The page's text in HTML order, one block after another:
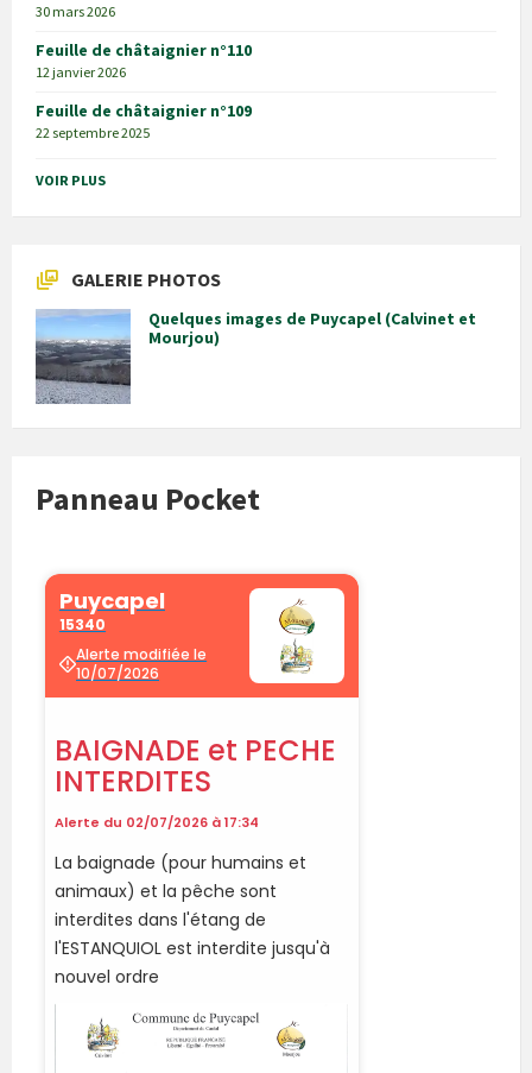
30 mars 2026
Feuille de châtaignier n°110
12 janvier 2026
Feuille de châtaignier n°109
22 septembre 2025
VOIR PLUS
GALERIE PHOTOS
Quelques images de Puycapel (Calvinet et
Mourjou)
Panneau Pocket